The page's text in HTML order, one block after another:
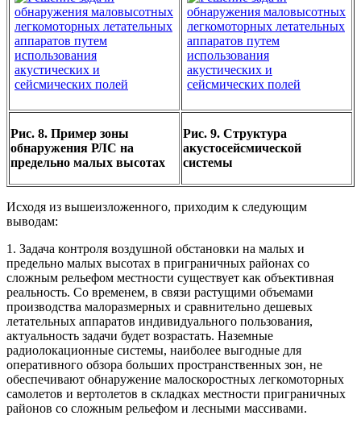
Рис. 8. Пример зоны
обнаружения РЛС на
предельно малых высотах
Рис. 9. Структура
акустосейсмической
системы
Исходя из вышеизложенного, приходим к следующим
выводам:
1. Задача контроля воздушной обстановки на малых и
предельно малых высотах в приграничных районах со
сложным рельефом местности существует как объективная
реальность. Со временем, в связи растущими объемами
производства малоразмерных и сравнительно дешевых
летательных аппаратов индивидуального пользования,
актуальность задачи будет возрастать. Наземные
радиолокационные системы, наиболее выгодные для
оперативного обзора больших пространственных зон, не
обеспечивают обнаружение малоскоростных легкомоторных
самолетов и вертолетов в складках местности приграничных
районов со сложным рельефом и лесными массивами.